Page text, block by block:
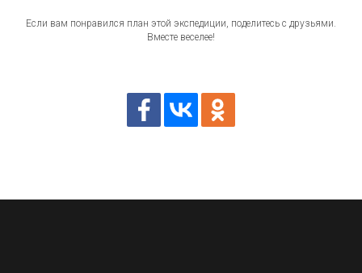
Если вам понравился план этой экспедиции, поделитесь с друзьями.
Вместе веселее!